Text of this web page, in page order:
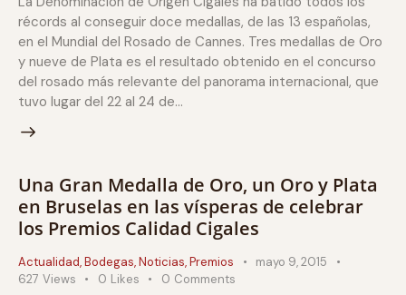
récords al conseguir doce medallas, de las 13 españolas,
en el Mundial del Rosado de Cannes. Tres medallas de Oro
y nueve de Plata es el resultado obtenido en el concurso
del rosado más relevante del panorama internacional, que
tuvo lugar del 22 al 24 de…
Una Gran Medalla de Oro, un Oro y Plata
en Bruselas en las vísperas de celebrar
los Premios Calidad Cigales
Actualidad,Bodegas,Noticias,Premios
mayo 9, 2015
627 Views 0 Likes 0 Comments